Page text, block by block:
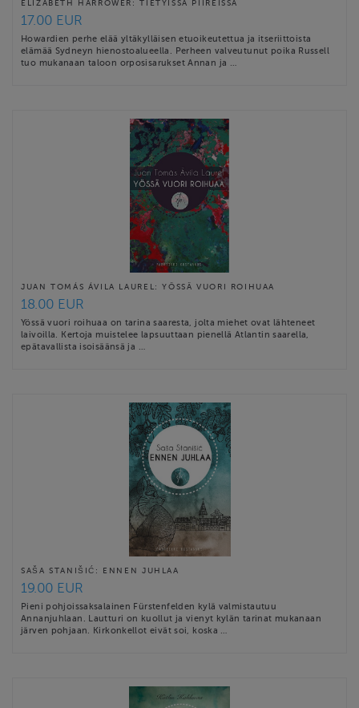
ELIZABETH HARROWER: TIETYISSÄ PIIREISSÄ
17.00 EUR
Howardien perhe elää yltäkylläisen etuoikeutettua ja itseriittoista
elämää Sydneyn hienostoalueella. Perheen valveutunut poika Russell
tuo mukanaan taloon orposisarukset Annan ja …
JUAN TOMÁS ÁVILA LAUREL: YÖSSÄ VUORI ROIHUAA
18.00 EUR
Yössä vuori roihuaa on tarina saaresta, jolta miehet ovat lähteneet
laivoilla. Kertoja muistelee lapsuuttaan pienellä Atlantin saarella,
epätavallista isoisäänsä ja …
SAŠA STANIŠIĆ: ENNEN JUHLAA
19.00 EUR
Pieni pohjoissaksalainen Fürstenfelden kylä valmistautuu
Annanjuhlaan. Lautturi on kuollut ja vienyt kylän tarinat mukanaan
järven pohjaan. Kirkonkellot eivät soi, koska …